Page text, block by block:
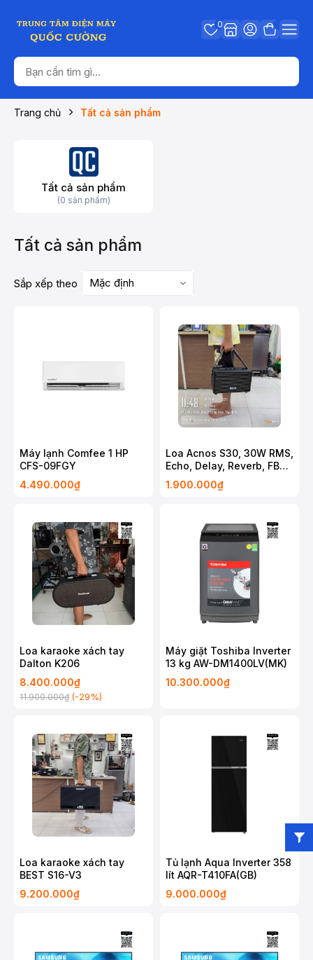
0
Trang chủ Tất cả sản phẩm
Tất cả sản phẩm
(0 sản phẩm)
Tất cả sản phẩm
Sắp xếp theo Mặc định
Máy lạnh Comfee 1 HP
CFS-09FGY
4.490.000₫
Loa Acnos S30, 30W RMS,
Echo, Delay, Reverb, FBX
chống hú, Bluetooth 5.0,
USB Type A, jack 3.5 mm,
1.900.000₫
Loa karaoke xách tay
Dalton K206
8.400.000₫
11.900.000₫ (-29%)
Máy giặt Toshiba Inverter
13 kg AW-DM1400LV(MK)
10.300.000₫
Loa karaoke xách tay
BEST S16-V3
9.200.000₫
Tủ lạnh Aqua Inverter 358
lít AQR-T410FA(GB)
9.000.000₫